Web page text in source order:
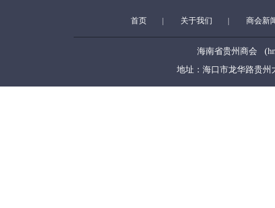
首页 关于我们 商会新
海南省贵州商会
地址：海口市龙华路贵州